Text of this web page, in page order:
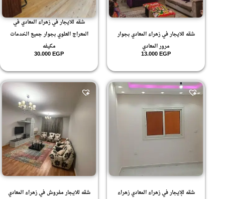
شقه للايجار في زهراء المعادي بجوار
مرور المعادي
13.000EGP
شقه للايجار في زهراء المعادي في
المعراج العلوي بجوار جميع الخدمات
مكيفه
30.000EGP
شقه للإيجار في زهراء المعادي زهراء
شقه للايجار مفروش في زهراء المعادي